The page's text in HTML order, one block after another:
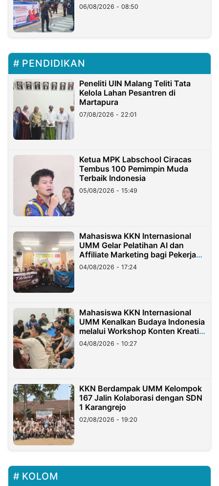
06/08/2026 - 08:50
PENDIDIKAN
Peneliti UIN Malang Teliti Tata
Kelola Lahan Pesantren di
Martapura
07/08/2026 - 22:01
Ketua MPK Labschool Ciracas
Tembus 100 Pemimpin Muda
Terbaik Indonesia
05/08/2026 - 15:49
Mahasiswa KKN Internasional
UMM Gelar Pelatihan AI dan
Affiliate Marketing bagi Pekerja
Migran Indonesia di Taiwan
04/08/2026 - 17:24
Mahasiswa KKN Internasional
UMM Kenalkan Budaya Indonesia
melalui Workshop Konten Kreatif
di Taiwan
04/08/2026 - 10:27
KKN Berdampak UMM Kelompok
167 Jalin Kolaborasi dengan SDN
1 Karangrejo
02/08/2026 - 19:20
KOLOM